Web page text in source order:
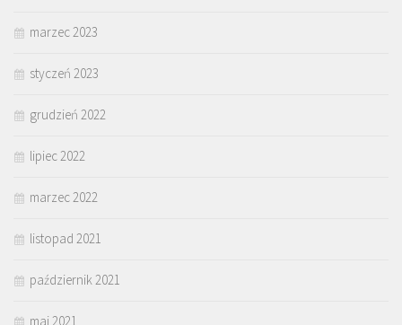
marzec 2023
styczeń 2023
grudzień 2022
lipiec 2022
marzec 2022
listopad 2021
październik 2021
maj 2021